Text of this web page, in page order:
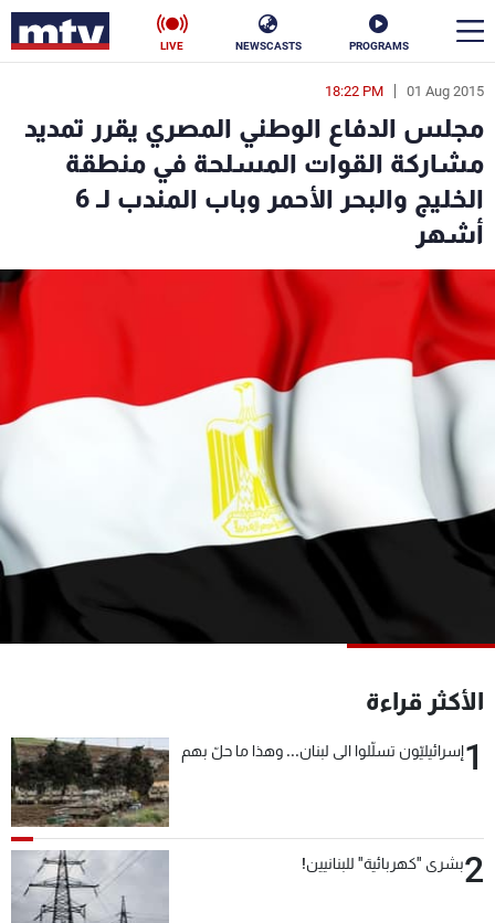
PROGRAMS
NEWSCASTS
LIVE
01 Aug 2015
18:22 PM
مجلس الدفاع الوطني المصري يقرر تمديد
مشاركة القوات المسلحة في منطقة
الخليج والبحر الأحمر وباب المندب لـ 6
أشهر
الأكثر قراءة
1إسرائيليّون تسلّلوا الى لبنان... وهذا ما حلّ بهم
2بشرى "كهربائية" للبنانيين!
en
الأخبار
سياسة ناس
منوعات
كأس العالم
البرامج
جدول البرامج
شاهد البرامج
الترددات
الإنـتـاج
تواصل معنا